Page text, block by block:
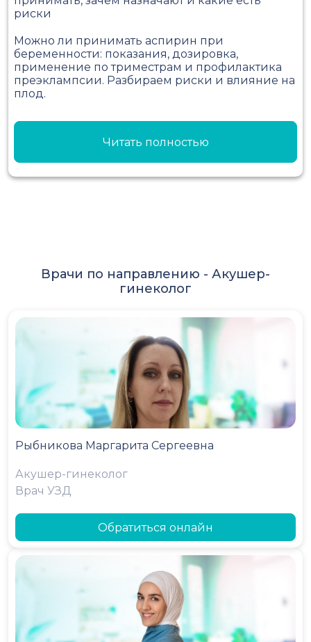
риски
Можно ли принимать аспирин при
беременности: показания, дозировка,
применение по триместрам и профилактика
преэклампсии. Разбираем риски и влияние на
плод.
Читать полностью
Врачи по направлению - Акушер-
гинеколог
Рыбникова Маргарита Сергеевна
Акушер-гинеколог
Врач УЗД
Обратиться онлайн